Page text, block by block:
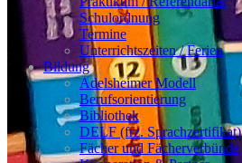
Schulordnung
Termine
Unterrichtszeiten / Ferien
Bildung
Adelsheimer Modell
Berufsorientierung
Bibliothek
DELF (frz. Sprachzertifikat)
Fächer und Fächerverbünde